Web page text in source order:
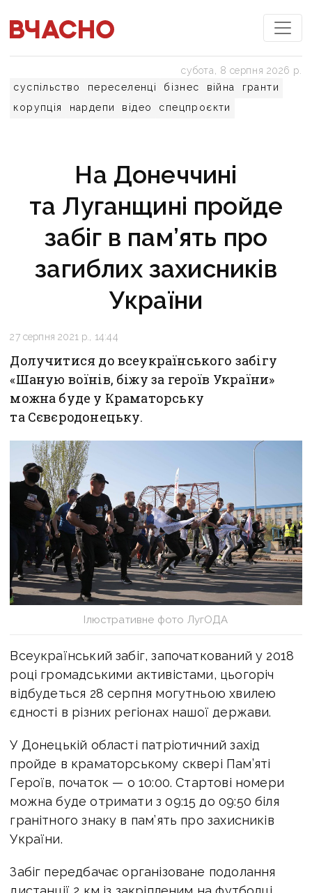
суспільство переселенці бізнес війна
гранти
корупція
нардепи відео спецпроєкти
субота, 8 серпня 2026 р.
На Донеччині
та Луганщині пройде
забіг в пам’ять про
загиблих захисників
України
27 серпня 2021 р., 14:44
Долучитися до всеукраїнського забігу
«Шаную воїнів, біжу за героїв України»
можна буде у Краматорську
та Сєвєродонецьку.
Ілюстративне фото ЛугОДА
Всеукраїнський забіг, започаткований у 2018
році громадськими активістами, цьогоріч
відбудеться 28 серпня могутньою хвилею
єдності в різних регіонах нашої держави.
У Донецькій області патріотичний захід
пройде в краматорському сквері Пам’яті
Героїв, початок — о 10:00. Стартові номери
можна буде отримати з 09:15 до 09:50 біля
гранітного знаку в пам’ять про захисників
України.
Забіг передбачає організоване подолання